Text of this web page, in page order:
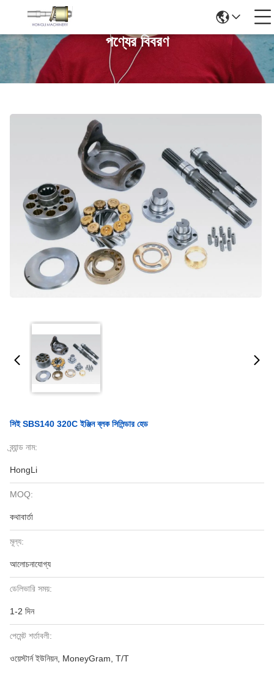
পণ্যের বিবরণ
সিই SBS140 320C ইঞ্জিন ব্লক সিলিন্ডার হেড
ব্র্যান্ড নাম:
HongLi
MOQ:
কথাবার্তা
মূল্য:
আলোচনাযোগ্য
ডেলিভারি সময়:
1-2 দিন
পেমেন্ট শর্তাবলী:
ওয়েস্টার্ন ইউনিয়ন, MoneyGram, T/T